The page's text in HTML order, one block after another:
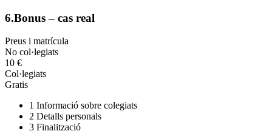
6.Bonus – cas real
Preus i matrícula
No col·legiats
10 €
Col·legiats
Gratis
1 Informació sobre colegiats
2 Detalls personals
3 Finalització